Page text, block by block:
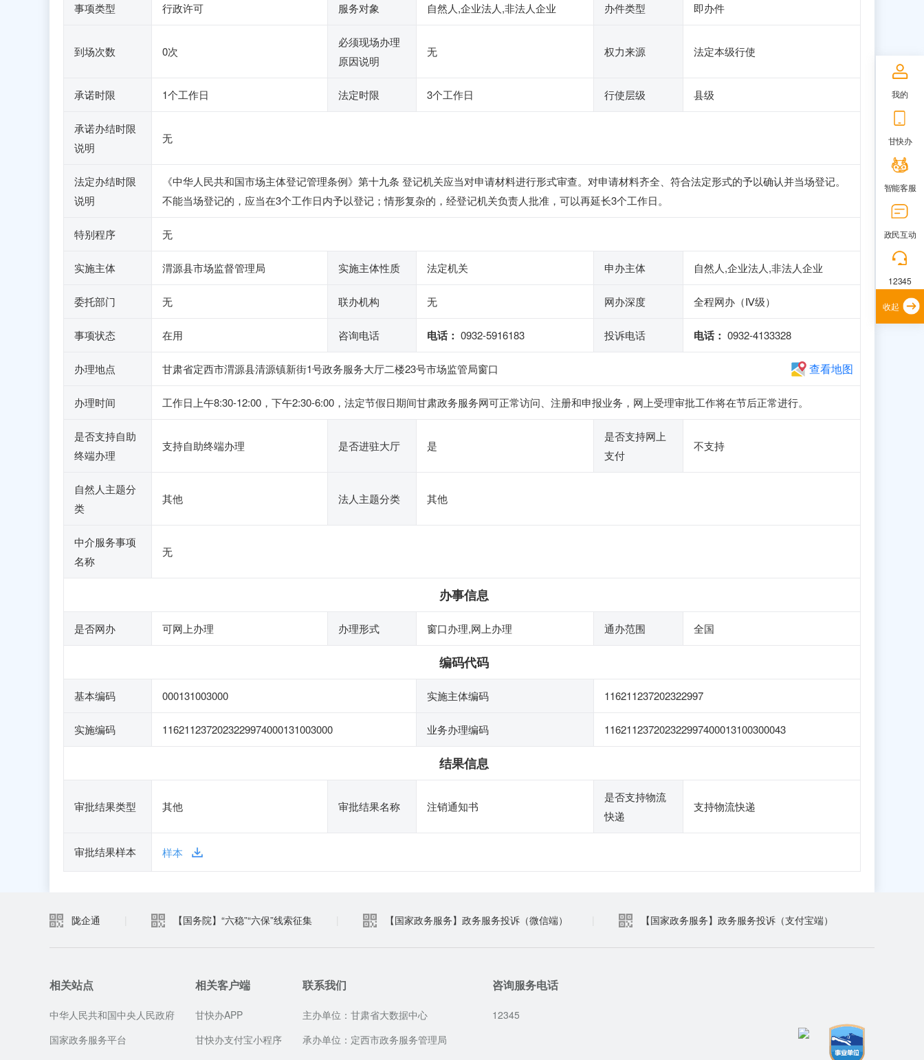
事项类型 行政许可 服务对象 自然人,企业法人,非法人企业 办件类型 即办件
到场次数 0次
必须现场办理
原因说明
无 权力来源 法定本级行使
承诺时限 1个工作日 法定时限 3个工作日 行使层级 县级
承诺办结时限
说明
无
法定办结时限
说明
《中华人民共和国市场主体登记管理条例》第十九条 登记机关应当对申请材料进行形式审查。对申请材料齐全、符合法定形式的予以确认并当场登记。
不能当场登记的，应当在3个工作日内予以登记；情形复杂的，经登记机关负责人批准，可以再延长3个工作日。
特别程序 无
实施主体 渭源县市场监督管理局 实施主体性质 法定机关 申办主体 自然人,企业法人,非法人企业
委托部门 无 联办机构 无 网办深度 全程网办（Ⅳ级）
事项状态 在用 咨询电话 电话： 0932-5916183 投诉电话 电话： 0932-4133328
办理地点 甘肃省定西市渭源县清源镇新街1号政务服务大厅二楼23号市场监管局窗口 查看地图
办理时间 工作日上午8:30-12:00，下午2:30-6:00，法定节假日期间甘肃政务服务网可正常访问、注册和申报业务，网上受理审批工作将在节后正常进行。
是否支持自助
终端办理
支持自助终端办理 是否进驻大厅 是
是否支持网上
支付
不支持
自然人主题分
类
其他 法人主题分类 其他
中介服务事项
名称
无
办事信息
是否网办 可网上办理 办理形式 窗口办理,网上办理 通办范围 全国
编码代码
基本编码 000131003000 实施主体编码 116211237202322997
实施编码 1162112372023229974000131003000 业务办理编码 116211237202322997400013100300043
结果信息
审批结果类型 其他 审批结果名称 注销通知书
是否支持物流
快递
支持物流快递
审批结果样本 样本
陇企通 【国务院】“六稳”“六保”线索征集 【国家政务服务】政务服务投诉（微信端） 【国家政务服务】政务服务投诉（支付宝端）
相关站点
中华人民共和国中央人民政府
国家政务服务平台
相关客户端
甘快办APP
甘快办支付宝小程序
联系我们
主办单位：甘肃省大数据中心
承办单位：定西市政务服务管理局
咨询服务电话
12345
我的
甘快办
智能客服
政民互动
12345
收起